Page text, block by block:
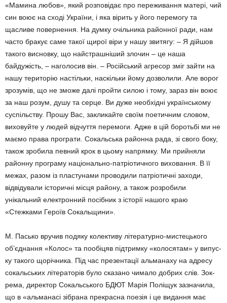
«Мамина любов», який розповідає про переживання матері, чий
син воює на сході України, і яка вірить у його перемогу та
щасливе повернення. На думку очільника районної ради, нам
часто бракує саме такої щирої віри у нашу звитягу: – Я дійшов
такого висновку, що найстрашні­ший злочин – це наша
байдужість, – наголо­сив він. – Російський агресор зміг зайти на
нашу територію настільки, наскільки йому дозволили. Але ворог
зрозумів, що не зможе далі пройти силою і тому, зараз він воює
за наш розум, душу та серце. Ви дуже необхідні українському
суспільству. Прошу Вас, закли­кайте своїм поетичним словом,
виховуйте у людей відчуття перемоги. Адже в цій бо­ротьбі ми не
маємо права програти. Сокаль­ська районна рада, зі свого боку,
також зро­била певний крок в цьому напрямку. Ми прийняли
районну програму національно-патріотичного виховання. В її
межах, разом із пластунами проводили патріотичні заходи,
відвідували історичні місця району, а також розробили
унікальний електронний посібник з історії нашого краю
«Стежками Героїв Со­кальщини».
М. Пасько вручив подяку колективу літе­ратурно-мистецького
об’єднання «Колос» та пообіцяв підтримку «колосятам» у випус­
ку такого щорічника. Під час презентації альманаху на адресу
сокальських літерато­рів було сказано чимало добрих слів. Зок­
рема, директор Сокальського БДЮТ Марія Поліщук зазначила,
що в «альманасі зібрана прекрасна поезія і це видання має